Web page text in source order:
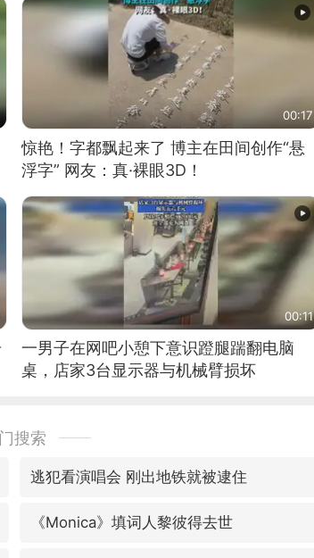
00:17
惊艳！字都飘起来了 博主在田间创作“悬
浮字” 网友：真·裸眼3D！
00:11
一男子在网吧小憩下意识蹬腿踹翻电脑
桌，店家3台显示器与机械臂损坏
搜索
逃犯看演唱会 刚出地铁就被逮住
《Monica》填词人黎彼得去世